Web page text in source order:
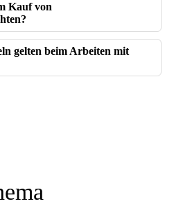
Kauf von
gelten beim Arbeiten mit